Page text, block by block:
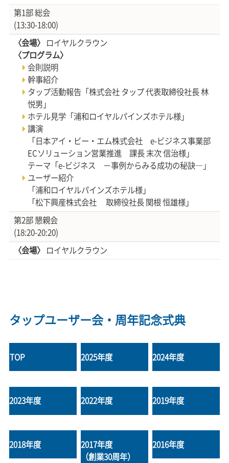
第1部 総会
(13:30-18:00)
〈会場〉 ロイヤルクラウン
〈プログラム〉
会則説明
幹事紹介
タップ活動報告「株式会社 タップ 代表取締役社長 林
悦男」
ホテル見学「浦和ロイヤルパインズホテル様」
講演
「日本アイ・ビー・エム株式会社 e-ビジネス事業部
ECソリューション営業推進 課長 末次 信治様」
テーマ「e-ビジネス －事例からみる成功の秘訣―」
ユーザー紹介
「浦和ロイヤルパインズホテル様」
「松下興産株式会社 取締役社長 関根 恒雄様」
第2部 懇親会
(18:20-20:20)
〈会場〉 ロイヤルクラウン
タップユーザー会・周年記念式典
TOP 2025年度 2024年度
2023年度 2022年度 2019年度
2018年度
2017年度
（創業30周年）
2016年度